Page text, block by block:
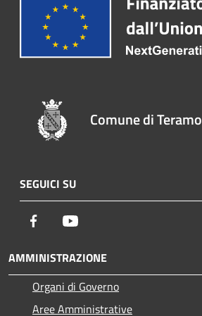
Comune di Teramo
SEGUICI SU
Facebook
AMMINISTRAZIONE
Organi di Governo
Aree Amministrative